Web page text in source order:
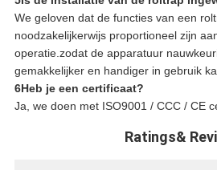
We geloven dat de functies van een
noodzakelijkerwijs proportioneel zijn
operatie.zodat de apparatuur
gemakkelijker en handiger in gebruik
6Heb je een certificaat?
Ja, we doen met ISO9001 / CCC / CE
Ratings&